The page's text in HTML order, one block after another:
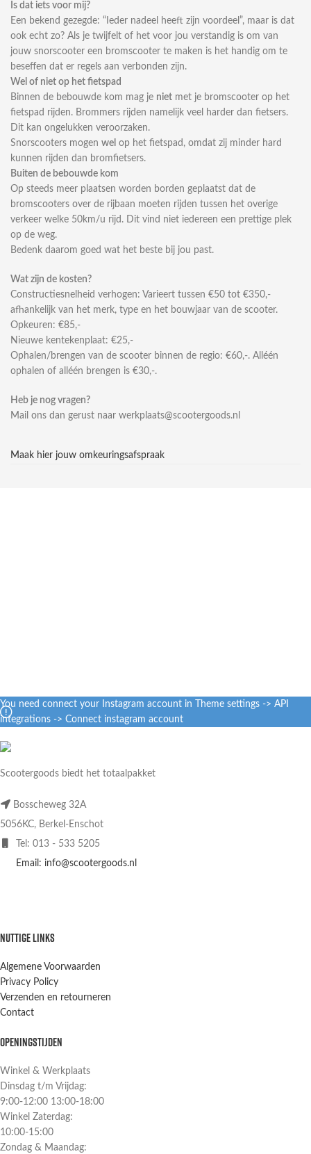
Is dat iets voor mij?
Een bekend gezegde: “Ieder nadeel heeft zijn voordeel”, maar is dat
ook echt zo? Als je twijfelt of het voor jou verstandig is om van
jouw snorscooter een bromscooter te maken is het handig om te
beseffen dat er regels aan verbonden zijn.
Wel of niet op het fietspad
Binnen de bebouwde kom mag je niet met je bromscooter op het
fietspad rijden. Brommers rijden namelijk veel harder dan fietsers.
Dit kan ongelukken veroorzaken.
Snorscooters mogen wel op het fietspad, omdat zij minder hard
kunnen rijden dan bromfietsers.
Buiten de bebouwde kom
Op steeds meer plaatsen worden borden geplaatst dat de
bromscooters over de rijbaan moeten rijden tussen het overige
verkeer welke 50km/u rijd. Dit vind niet iedereen een prettige plek
op de weg.
Bedenk daarom goed wat het beste bij jou past.
Wat zijn de kosten?
Constructiesnelheid verhogen: Varieert tussen €50 tot €350,-
afhankelijk van het merk, type en het bouwjaar van de scooter.
Opkeuren: €85,-
Nieuwe kentekenplaat: €25,-
Ophalen/brengen van de scooter binnen de regio: €60,-. Alléén
ophalen of alléén brengen is €30,-.
Heb je nog vragen?
Mail ons dan gerust naar werkplaats@scootergoods.nl
Maak hier jouw omkeuringsafspraak
You need connect your Instagram account in Theme settings -> API
integrations -> Connect instagram account
Scootergoods biedt het totaalpakket
Bosscheweg 32A
5056KC, Berkel-Enschot
Tel: 013 - 533 5205
Email: info@scootergoods.nl
NUTTIGE LINKS
Algemene Voorwaarden
Privacy Policy
Verzenden en retourneren
Contact
OPENINGSTIJDEN
Winkel & Werkplaats
Dinsdag t/m Vrijdag:
9:00-12:00 13:00-18:00
Winkel Zaterdag:
10:00-15:00
Zondag & Maandag: